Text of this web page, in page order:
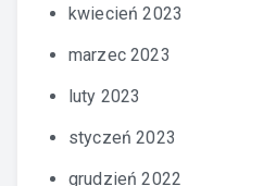
kwiecień 2023
marzec 2023
luty 2023
styczeń 2023
grudzień 2022